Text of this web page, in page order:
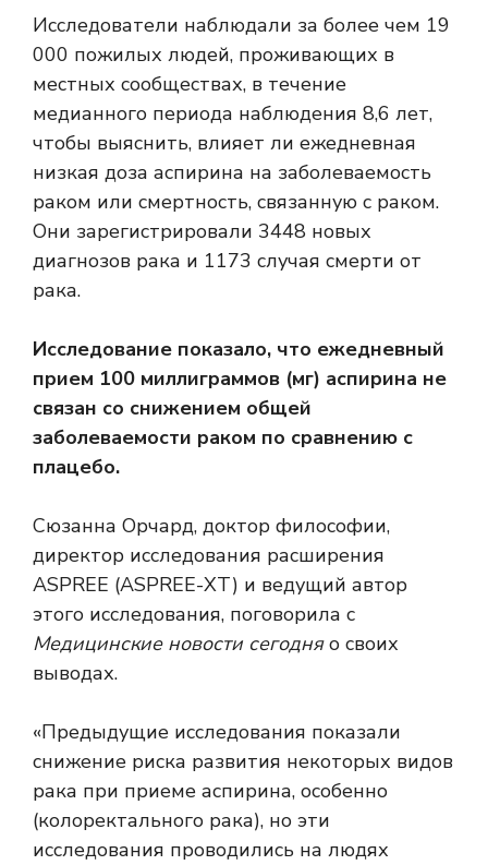
Исследователи наблюдали за более чем 19
000 пожилых людей, проживающих в
местных сообществах, в течение
медианного периода наблюдения 8,6 лет,
чтобы выяснить, влияет ли ежедневная
низкая доза аспирина на заболеваемость
раком или смертность, связанную с раком.
Они зарегистрировали 3448 новых
диагнозов рака и 1173 случая смерти от
рака.
Исследование показало, что ежедневный
прием 100 миллиграммов (мг) аспирина не
связан со снижением общей
заболеваемости раком по сравнению с
плацебо.
Сюзанна Орчард, доктор философии,
директор исследования расширения
ASPREE (ASPREE-XT) и ведущий автор
этого исследования, поговорила с
Медицинские новости сегодняо своих
выводах.
«Предыдущие исследования показали
снижение риска развития некоторых видов
рака при приеме аспирина, особенно
(колоректального рака), но эти
исследования проводились на людях